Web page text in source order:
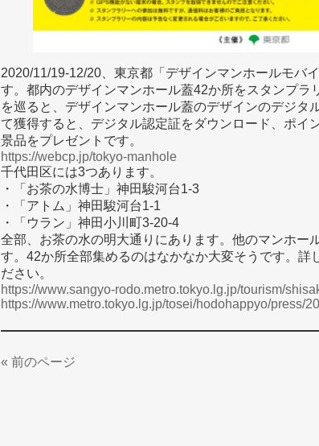
2020/11/19-12/20、東京都「デザインマンホールモバ
す。都内のデザインマンホール蓋42か所をスタンプラ
を巡ると、デザインマンホール蓋のデザインのデジタ
て獲得すると、デジタル認定証をダウンロード、ポイ
景品をプレゼントです。
https://webcp.jp/tokyo-manhole
千代田区には3つあります。
・「お茶の水博士」神田駿河台1-3
・「アトム」神田駿河台1-1
・「ウラン」神田小川町3-20-4
全部、お茶の水の明大通りにあります。他のマンホー
す。42か所全部集めるのはなかなか大変そうです。詳
ださい。
https://www.sangyo-rodo.metro.tokyo.lg.jp/tourism/
https://www.metro.tokyo.lg.jp/tosei/hodohappyo/press/
« 前のページ